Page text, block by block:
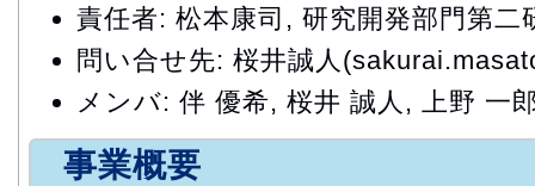
責任者: 松本康司, 研究開発部門第二
問い合せ先: 桜井誠人
メンバ: 伴 優希, 桜井 誠人, 上野 一
事業概要